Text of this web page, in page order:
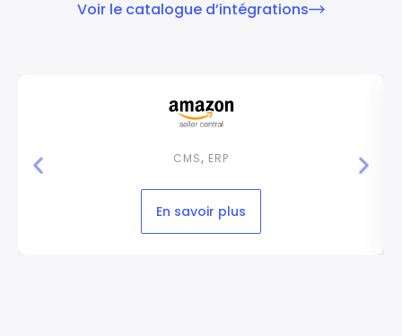
Voir le catalogue d’intégrations
CMS, ERP
En savoir plus